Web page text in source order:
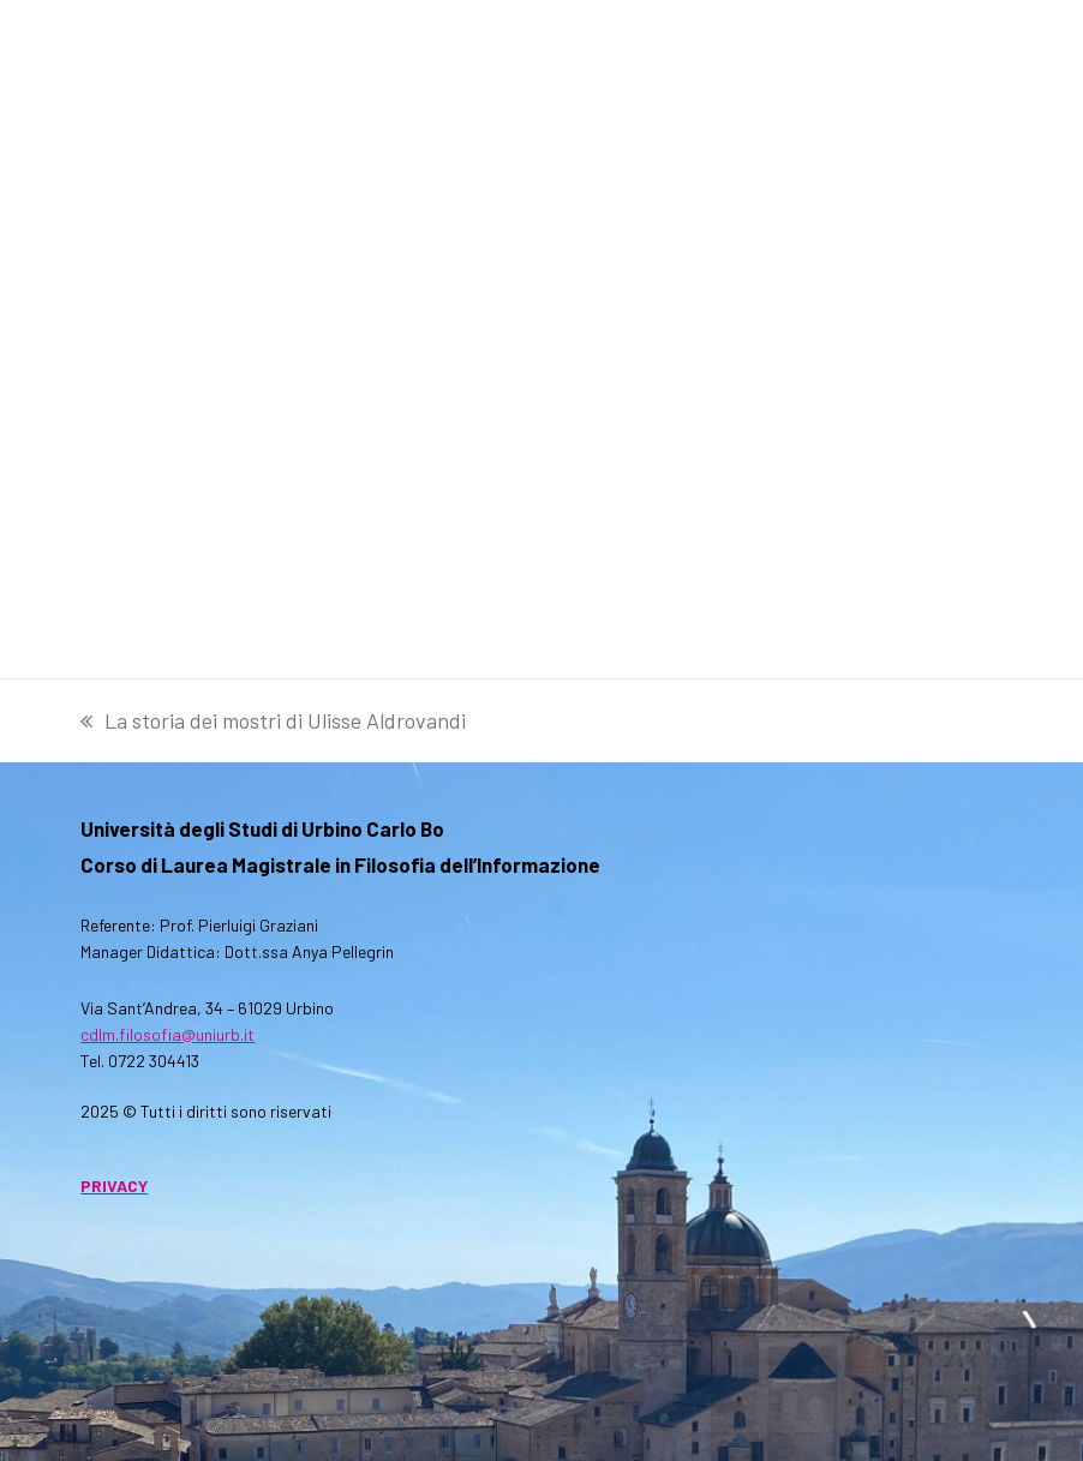
post
La storia dei mostri di Ulisse Aldrovandi
Università degli Studi di Urbino Carlo Bo
Corso di Laurea Magistrale in Filosofia dell’Informazione
Referente: Prof. Pierluigi Graziani
Manager Didattica: Dott.ssa Anya Pellegrin
Via Sant’Andrea, 34 – 61029 Urbino
cdlm.filosofia@uniurb.it
Tel. 0722 304413
2025 © Tutti i diritti sono riservati
PRIVACY